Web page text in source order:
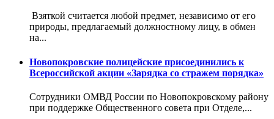
Взяткой считается любой предмет, независимо от его
природы, предлагаемый должностному лицу, в обмен
на...
Новопокровские полицейские присоединились к
Всероссийской акции «Зарядка со стражем порядка»
Сотрудники ОМВД России по Новопокровскому району
при поддержке Общественного совета при Отделе,...